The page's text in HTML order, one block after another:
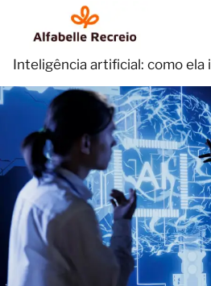
Inteligência artificial: como ela